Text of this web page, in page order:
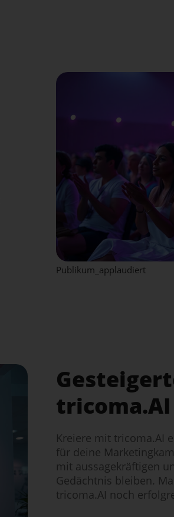
Publikum_applaudiert
tricoma.AI
Kreiere mit tricoma.AI
für deine
mit aussagekräftigen
Gedächtnis bleiben.
tricoma.AI noch